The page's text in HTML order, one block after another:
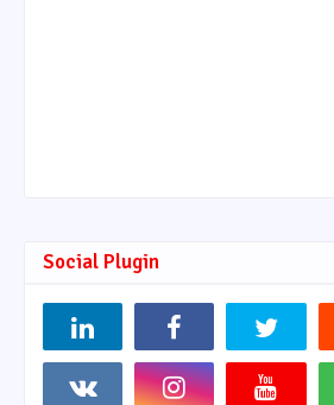
Social Plugin